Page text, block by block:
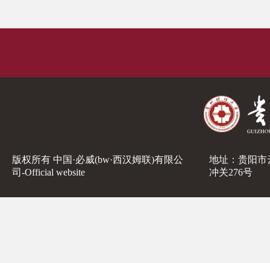
版权所有 中国·必威(bw·西汉姆联)有限公
司-Official website
地址：贵阳市
冲关276号